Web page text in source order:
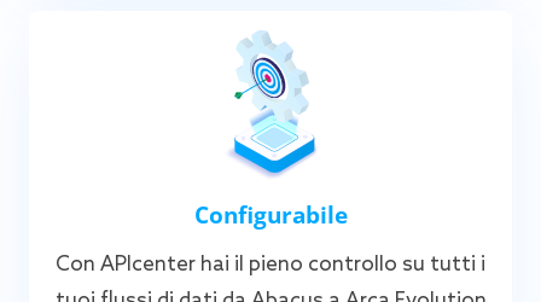
Configurabile
Con APIcenter hai il pieno controllo su tutti i